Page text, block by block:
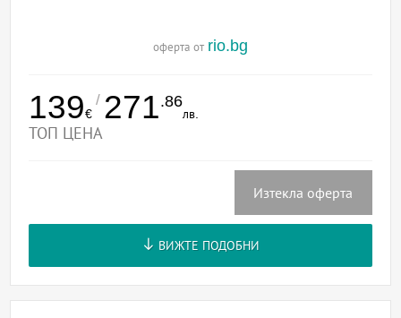
оферта от rio.bg
139€
/ 271.86
лв.
ТОП ЦЕНА
Изтекла оферта
ВИЖТЕ ПОДОБНИ